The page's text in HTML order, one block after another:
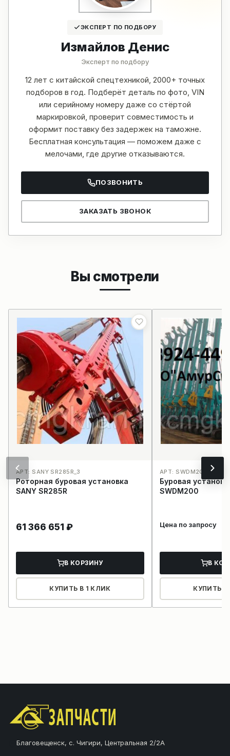
ЭКСПЕРТ ПО ПОДБОРУ
Измайлов Денис
Эксперт по подбору
12 лет с китайской спецтехникой, 2000+ точных
подборов в год. Подберёт деталь по фото, VIN
или серийному номеру даже со стёртой
маркировкой, проверит совместимость и
оформит поставку без задержек на таможне.
Бесплатная консультация — поможем даже с
мелочами, где другие отказываются.
ПОЗВОНИТЬ
ЗАКАЗАТЬ ЗВОНОК
Вы смотрели
АРТ: SANY SR285R_3
Роторная буровая установка
SANY SR285R
61 366 651 ₽
В КОРЗИНУ
КУПИТЬ В 1 КЛИК
АРТ: SWDM200_15
Буровая
SWDM200
Цена по запросу
В
КУПИТЬ В
Благовещенск, с. Чигири, Центральная 2/2А